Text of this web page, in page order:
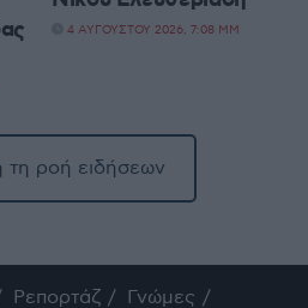
4 ΑΥΓΟΎΣΤΟΥ 2026, 7:08 ΜΜ
τη ροή ειδήσεων
Ρεπορτάζ
Γνώμες